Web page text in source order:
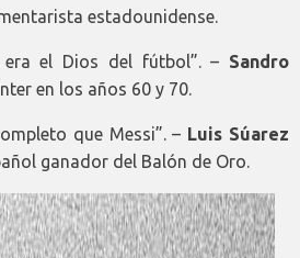
estadounidense.
era el Dios del fútbol”. – Sandro
en los años 60 y 70.
que Messi”. – Luis Súarez
ganador del Balón de Oro.